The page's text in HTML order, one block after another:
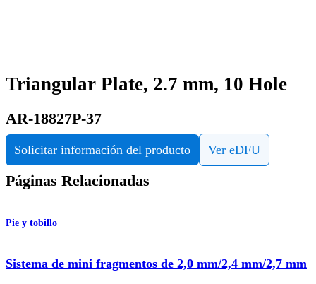
Triangular Plate, 2.7 mm, 10 Hole
AR-18827P-37
Solicitar información del producto Ver eDFU
Páginas Relacionadas
Pie y tobillo
Sistema de mini fragmentos de 2,0 mm/2,4 mm/2,7 mm